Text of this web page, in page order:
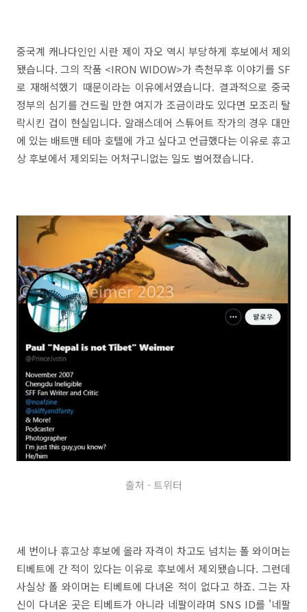
중국계 캐나다인인 시란 제이 자오 역시 부당하게 후보에서 제외
됐습니다. 그의 작품 <IRON WIDOW>가 측천무후 이야기를 SF
로 재해석했기 때문이라는 이유에서였습니다. 결과적으로 중국
정부의 심기를 건드릴 만한 여지가 조금이라도 있다면 모조리 탈
락시킨 겁이 현실입니다. 알래스데어 스튜어트 작가의 경우 대만
에 있는 배트맨 테마 호텔에 가고 싶다고 언급했다는 이유로 휴고
상 후보에서 제외되는 어처구니없는 일도 벌어졌습니다.
출처 - 트위터
세 번이나 휴고상 후보에 올라 자격이 차고도 넘치는 폴 와이머는
티베트에 간 적이 있다는 이유로 후보에서 제외됐습니다. 그런데
사실상 폴 와이머는 티베트에 다녀온 적이 없다고 하죠. 그는 자
신이 다녀온 곳은 티베트가 아니라 네팔이라며 SNS ID를 '네팔